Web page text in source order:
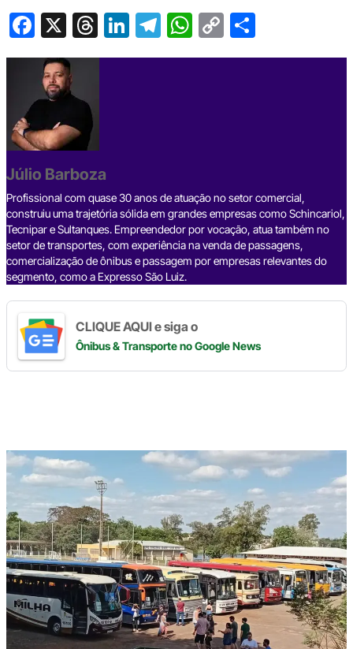
F
a
c
e
b
o
o
k
X T
hr
s
Li
n
T
el
W
h
C
o
S
h
Júlio Barboza
Profissional com quase 30 anos de atuação no setor comercial,
construiu uma trajetória sólida em grandes empresas como Schincariol,
Tecnipar e Sultanques. Empreendedor por vocação, atua também no
setor de transportes, com experiência na venda de passagens,
comercialização de ônibus e passagem por empresas relevantes do
segmento, como a Expresso São Luiz.
CLIQUE AQUI e siga o
Ônibus & Transporteno Google News
Digite
aqui
seu
e-
mail